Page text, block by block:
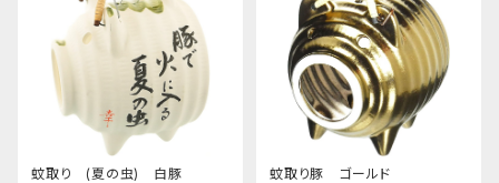
蚊取り (夏の虫) 白豚 蚊取り豚 ゴールド